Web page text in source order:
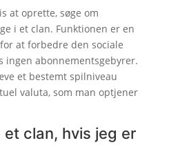
at oprette, søge om
i et clan. Funktionen er en
at forbedre den sociale
ingen abonnementsgebyrer.
et bestemt spilniveau
valuta, som man optjener
clan, hvis jeg er